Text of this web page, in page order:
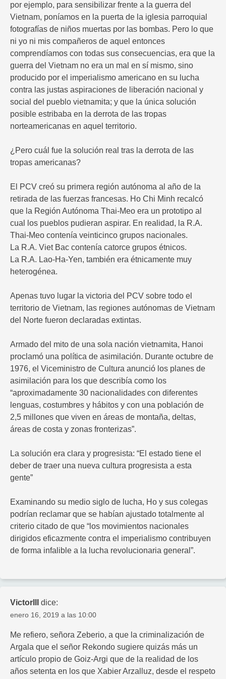
por ejemplo, para sensibilizar frente a la guerra del
Vietnam, poníamos en la puerta de la iglesia parroquial
fotografías de niños muertas por las bombas. Pero lo que
ni yo ni mis compañeros de aquel entonces
comprendíamos con todas sus consecuencias, era que la
guerra del Vietnam no era un mal en sí mismo, sino
producido por el imperialismo americano en su lucha
contra las justas aspiraciones de liberación nacional y
social del pueblo vietnamita; y que la única solución
posible estribaba en la derrota de las tropas
norteamericanas en aquel territorio.
¿Pero cuál fue la solución real tras la derrota de las
tropas americanas?
El PCV creó su primera región autónoma al año de la
retirada de las fuerzas francesas. Ho Chi Minh recalcó
que la Región Autónoma Thai-Meo era un prototipo al
cual los pueblos pudieran aspirar. En realidad, la R.A.
Thai-Meo contenía veinticinco grupos nacionales.
La R.A. Viet Bac contenía catorce grupos étnicos.
La R.A. Lao-Ha-Yen, también era étnicamente muy
heterogénea.
Apenas tuvo lugar la victoria del PCV sobre todo el
territorio de Vietnam, las regiones autónomas de Vietnam
del Norte fueron declaradas extintas.
Armado del mito de una sola nación vietnamita, Hanoi
proclamó una política de asimilación. Durante octubre de
1976, el Viceministro de Cultura anunció los planes de
asimilación para los que describía como los
“aproximadamente 30 nacionalidades con diferentes
lenguas, costumbres y hábitos y con una población de
2,5 millones que viven en áreas de montaña, deltas,
áreas de costa y zonas fronterizas”.
La solución era clara y progresista: “El estado tiene el
deber de traer una nueva cultura progresista a esta
gente”
Examinando su medio siglo de lucha, Ho y sus colegas
podrían reclamar que se habían ajustado totalmente al
criterio citado de que “los movimientos nacionales
dirigidos eficazmente contra el imperialismo contribuyen
de forma infalible a la lucha revolucionaria general”.
VictorIII dice:
enero 16, 2019 a las 10:00
Me refiero, señora Zeberio, a que la criminalización de
Argala que el señor Rekondo sugiere quizás más un
artículo propio de Goiz-Argi que de la realidad de los
años setenta en los que Xabier Arzalluz, desde el respeto